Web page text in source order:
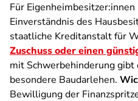
Für
Einverständnis des
staatliche Kreditanstalt für
Zuschuss oder einen
mit Schwerbehinderung gibt
besondere Baudarlehen.
Bewilligung der